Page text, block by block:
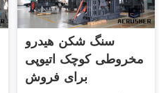
سنگ شکن هیدرو
مخروطی کوچک اتیوپی
برای فروش